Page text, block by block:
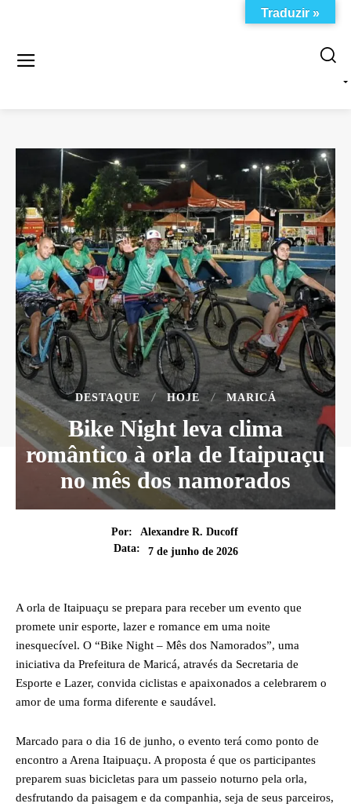
DESTAQUE HOJE MARICÁ
Bike Night leva clima
romântico à orla de Itaipuaçu
no mês dos namorados
Por:
Alexandre R. Ducoff
Data:
7 de junho de 2026
A orla de Itaipuaçu se prepara para receber um evento que
promete unir esporte, lazer e romance em uma noite
inesquecível. O “Bike Night – Mês dos Namorados”, uma
iniciativa da Prefeitura de Maricá, através da Secretaria de
Esporte e Lazer, convida ciclistas e apaixonados a celebrarem o
amor de uma forma diferente e saudável.
Marcado para o dia 16 de junho, o evento terá como ponto de
encontro a Arena Itaipuaçu. A proposta é que os participantes
preparem suas bicicletas para um passeio noturno pela orla,
desfrutando da paisagem e da companhia, seja de seus parceiros,
Traduzir »